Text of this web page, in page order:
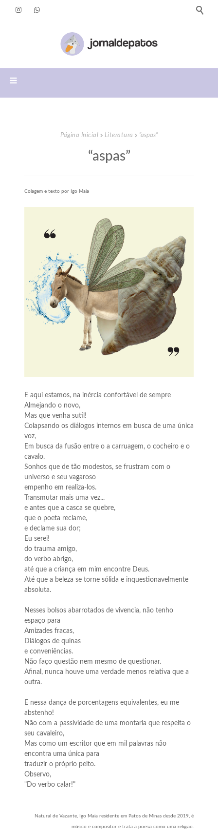
Página Inicial Literatura “aspas”
“aspas”
Colagem e texto por Igo Maia
E aqui estamos, na inércia confortável de sempre
Almejando o novo,
Mas que venha sutil!
Colapsando os diálogos internos em busca de uma única
voz,
Em busca da fusão entre o a carruagem, o cocheiro e o
cavalo.
Sonhos que de tão modestos, se frustram com o
universo e seu vagaroso
empenho em realiza-los.
Transmutar mais uma vez...
e antes que a casca se quebre,
que o poeta reclame,
e declame sua dor;
Eu serei!
do trauma amigo,
do verbo abrigo,
até que a criança em mim encontre Deus.
Até que a beleza se torne sólida e inquestionavelmente
absoluta.
Nesses bolsos abarrotados de vivencia, não tenho
espaço para
Amizades fracas,
Diálogos de quinas
e conveniências.
Não faço questão nem mesmo de questionar.
Afinal, nunca houve uma verdade menos relativa que a
outra.
E nessa dança de porcentagens equivalentes, eu me
abstenho!
Não com a passividade de uma montaria que respeita o
seu cavaleiro,
Mas como um escritor que em mil palavras não
encontra uma única para
traduzir o próprio peito.
Observo,
"Do verbo calar!"
Natural de Vazante, Igo Maia residente em Patos de Minas desde 2019, é
músico e compositor e trata a poesia como uma religião.